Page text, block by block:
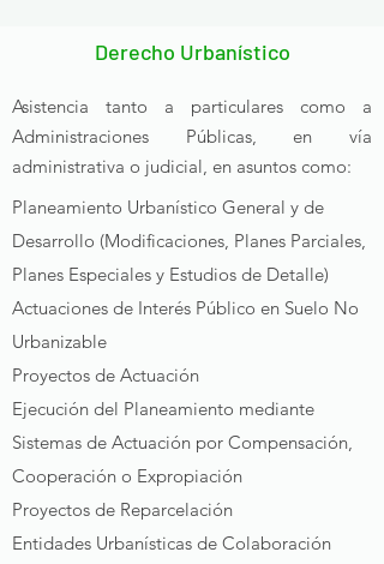
Derecho Urbanístico
Asistencia tanto a particulares como a
Administraciones Públicas, en vía
administrativa o judicial, en asuntos como:
Planeamiento Urbanístico General y de
Desarrollo (Modificaciones, Planes Parciales,
Planes Especiales y Estudios de Detalle)
Actuaciones de Interés Público en Suelo No
Urbanizable
Proyectos de Actuación
Ejecución del Planeamiento mediante
Sistemas de Actuación por Compensación,
Cooperación o Expropiación
Proyectos de Reparcelación
Entidades Urbanísticas de Colaboración